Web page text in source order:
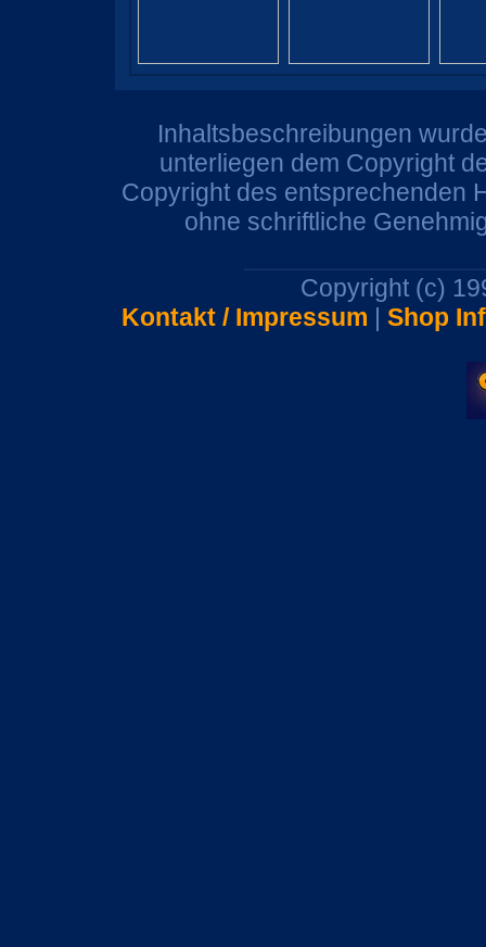
Inhaltsbeschreibungen
unterliegen dem Copyright
Copyright des entsprechenden
ohne schriftliche
Copyright (c)
Kontakt / Impressum | Shop